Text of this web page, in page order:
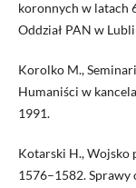
koronnych w latach
Oddział PAN w
Korolko M.,
Humaniści w
1991.
Kotarski H., Wojsko
1576–1582. Sprawy